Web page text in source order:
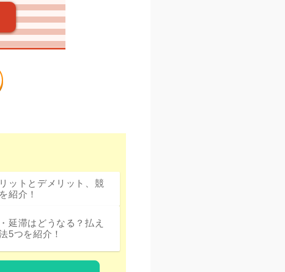
ットとデメリット、競
紹介！
延滞はどうなる？払え
5つを紹介！